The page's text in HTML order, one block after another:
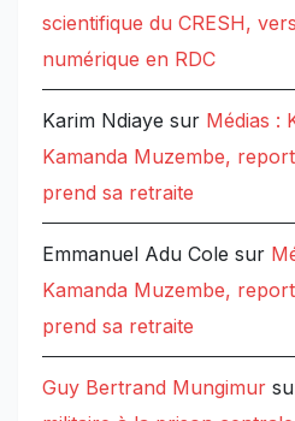
scientifique du CRESH,
numérique en RDC
Karim Ndiaye sur Médias :
Kamanda Muzembe,
prend sa retraite
Emmanuel Adu Cole sur
Kamanda Muzembe,
prend sa retraite
Guy Bertrand Mungimur